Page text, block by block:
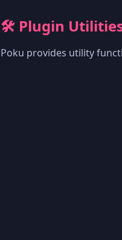
🛠️ Plugin
Poku provides utility